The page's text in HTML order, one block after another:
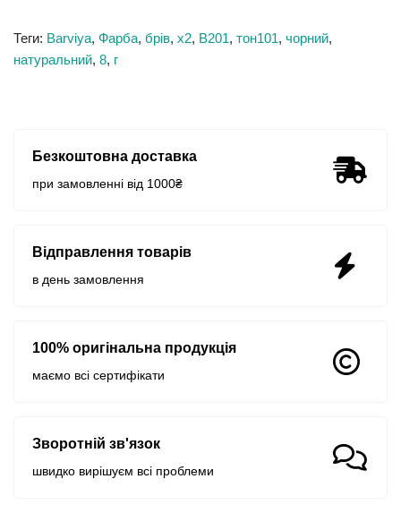
Теги: Barviya, Фарба, брів, x2, B201, тон101, чорний,
натуральний, 8, г
Безкоштовна доставка
при замовленні від 1000₴
Відправлення товарів
в день замовлення
100% оригінальна продукція
маємо всі сертифікати
Зворотній зв'язок
швидко вирішуєм всі проблеми